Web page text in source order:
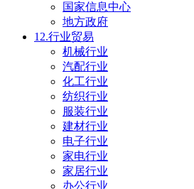
国家信息中心
地方政府
12.行业贸易
机械行业
汽配行业
化工行业
纺织行业
服装行业
建材行业
电子行业
家电行业
家居行业
办公行业